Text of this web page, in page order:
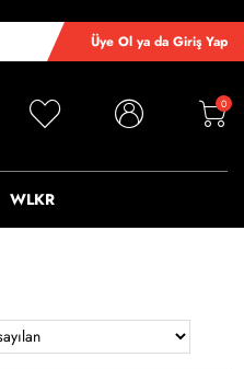
Üye Ol ya da Giriş Yap
0
WLKR